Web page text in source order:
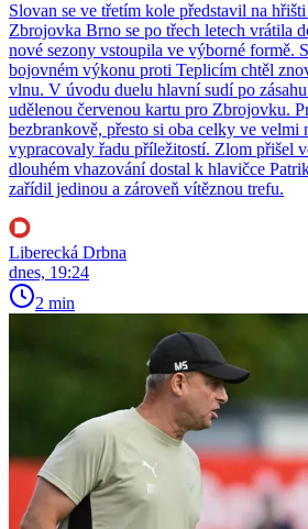
Slovan se ve třetím kole představil na
Zbrojovka Brno se po třech letech vrátila
nové sezony vstoupila ve výborné formě.
bojovném výkonu proti Teplicím chtěl
vlnu. V úvodu duelu hlavní sudí po
udělenou červenou kartu pro Zbrojovku.
bezbrankově, přesto si oba celky ve velmi
vypracovaly řadu příležitostí. Zlom přišel
dlouhém vhazování dostal k hlavičce
zařídil jedinou a zároveň vítěznou trefu.
Liberecká Drbna
dnes, 19:24
2 min